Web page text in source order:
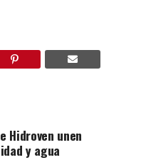
Hidroven unen
y agua